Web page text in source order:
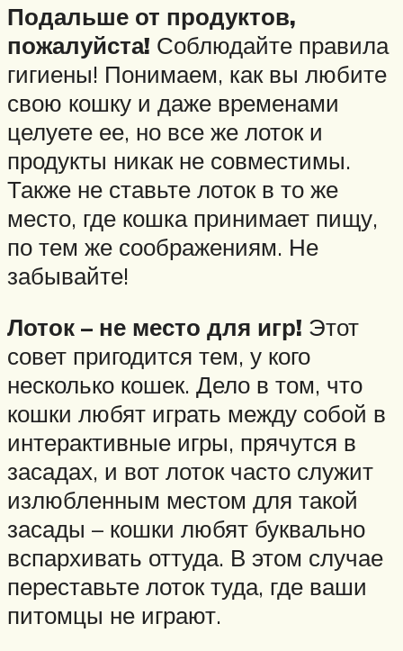
Подальше от продуктов,
пожалуйста! Соблюдайте правила
гигиены! Понимаем, как вы любите
свою кошку и даже временами
целуете ее, но все же лоток и
продукты никак не совместимы.
Также не ставьте лоток в то же
место, где кошка принимает пищу,
по тем же соображениям. Не
забывайте!
Лоток – не место для игр! Этот
совет пригодится тем, у кого
несколько кошек. Дело в том, что
кошки любят играть между собой в
интерактивные игры, прячутся в
засадах, и вот лоток часто служит
излюбленным местом для такой
засады – кошки любят буквально
вспархивать оттуда. В этом случае
переставьте лоток туда, где ваши
питомцы не играют.